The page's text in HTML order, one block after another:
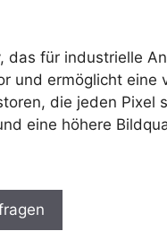
das für industrielle
und ermöglicht eine
die jeden Pixel
eine höhere